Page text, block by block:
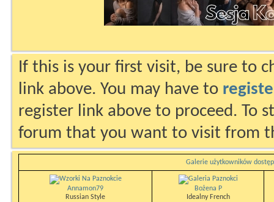
If this is your first visit, be sure to
link above. You may have to
register link above to proceed. To
forum that you want to visit from
Galerie użytkowników
Annamon79
Russian Style
Bożena P
Idealny French